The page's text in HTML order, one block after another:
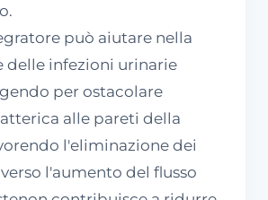
può aiutare nella
delle infezioni urinarie
per ostacolare
alle pareti della
l'eliminazione dei
l'aumento del flusso